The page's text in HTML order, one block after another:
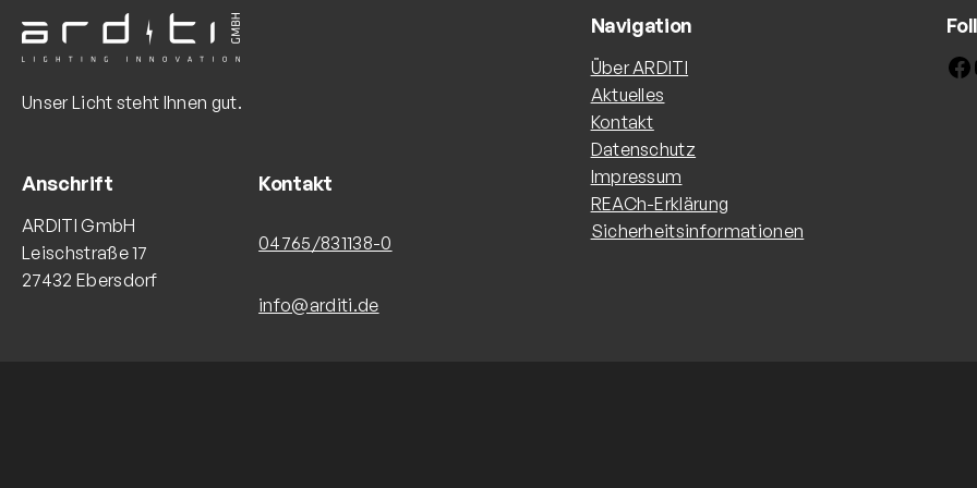
Unser Licht steht Ihnen gut.
Anschrift
ARDITI GmbH
Leischstraße 17
27432 Ebersdorf
Kontakt
04765/831138-0
info@arditi.de
Navigation
Über ARDITI
Aktuelles
Kontakt
Datenschutz
Impressum
REACh-Erklärung
Sicherheitsinformationen
Facebook